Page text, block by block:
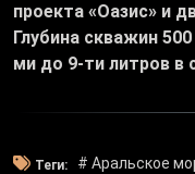
проекта «Оазис» и
Глубина скважин
ми до 9-ти литров в
Теги: # Аральское